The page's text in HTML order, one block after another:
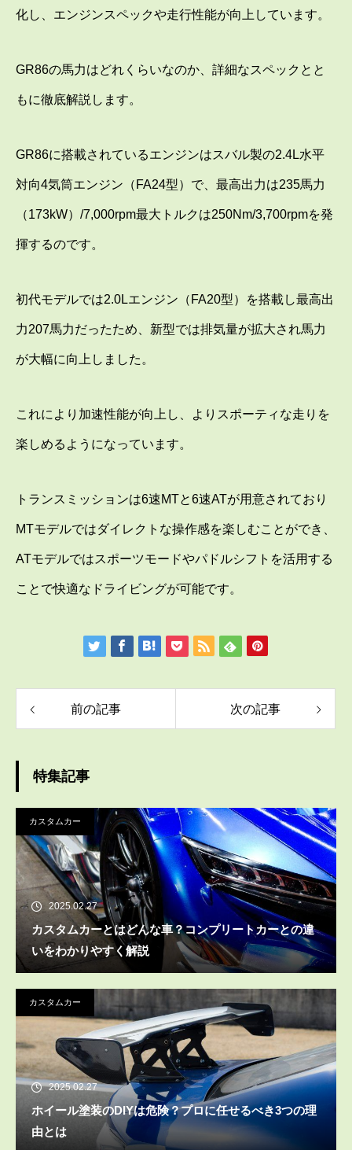
化し、エンジンスペックや走行性能が向上しています。
GR86の馬力はどれくらいなのか、詳細なスペックとと
もに徹底解説します。
GR86に搭載されているエンジンはスバル製の2.4L水平
対向4気筒エンジン（FA24型）で、最高出力は235馬力
（173kW）/7,000rpm最大トルクは250Nm/3,700rpmを発
揮するのです。
初代モデルでは2.0Lエンジン（FA20型）を搭載し最高出
力207馬力だったため、新型では排気量が拡大され馬力
が大幅に向上しました。
これにより加速性能が向上し、よりスポーティな走りを
楽しめるようになっています。
トランスミッションは6速MTと6速ATが用意されており
MTモデルではダイレクトな操作感を楽しむことができ、
ATモデルではスポーツモードやパドルシフトを活用する
ことで快適なドライビングが可能です。
前の記事 次の記事
特集記事
カスタムカー
2025.02.27
カスタムカーとはどんな車？コンプリートカーとの違
いをわかりやすく解説
カスタムカー
2025.02.27
ホイール塗装のDIYは危険？プロに任せるべき3つの理
由とは